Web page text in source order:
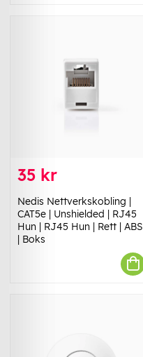
35 kr
Nedis Nettverkskobling |
CAT5e | Unshielded | RJ45
Hun | RJ45 Hun | Rett | ABS
| Boks